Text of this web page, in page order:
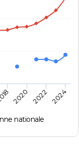
nationale
2020 2022 2024